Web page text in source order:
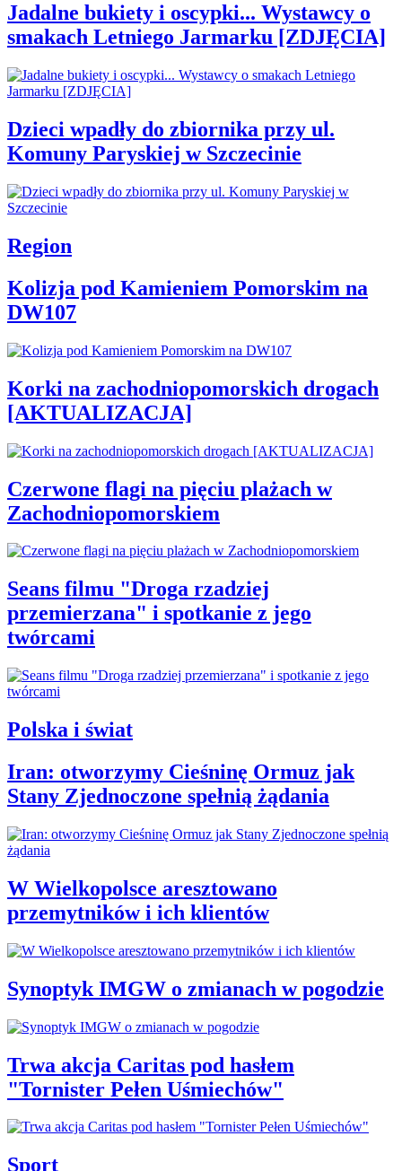
Jadalne bukiety i oscypki... Wystawcy o
smakach Letniego Jarmarku [ZDJĘCIA]
Dzieci wpadły do zbiornika przy ul.
Komuny Paryskiej w Szczecinie
Region
Kolizja pod Kamieniem Pomorskim na
DW107
Korki na zachodniopomorskich drogach
[AKTUALIZACJA]
Czerwone flagi na pięciu plażach w
Zachodniopomorskiem
Seans filmu "Droga rzadziej
przemierzana" i spotkanie z jego
twórcami
Polska i świat
Iran: otworzymy Cieśninę Ormuz jak
Stany Zjednoczone spełnią żądania
W Wielkopolsce aresztowano
przemytników i ich klientów
Synoptyk IMGW o zmianach w pogodzie
Trwa akcja Caritas pod hasłem
"Tornister Pełen Uśmiechów"
Sport